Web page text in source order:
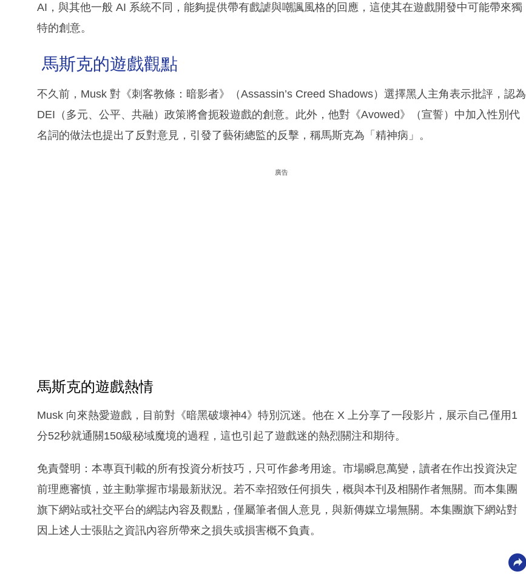
AI，與其他一般 AI 系統不同，能夠提供帶有戲謔與嘲諷風格的回應，這使其在遊戲開發中可能帶來獨
特的創意。
馬斯克的遊戲觀點
不久前，Musk 對《刺客教條：暗影者》（Assassin’s Creed Shadows）選擇黑人主角表示批評，認為
DEI（多元、公平、共融）政策將會扼殺遊戲的創意。此外，他對《Avowed》（宣誓）中加入性別代
名詞的做法也提出了反對意見，引發了藝術總監的反擊，稱馬斯克為「精神病」。
廣告
馬斯克的遊戲熱情
Musk 向來熱愛遊戲，目前對《暗黑破壞神4》特別沉迷。他在 X 上分享了一段影片，展示自己僅用1
分52秒就通關150級秘域魔境的過程，這也引起了遊戲迷的熱烈關注和期待。
免責聲明：本專頁刊載的所有投資分析技巧，只可作參考用途。市場瞬息萬變，讀者在作出投資決定
前理應審慎，並主動掌握市場最新狀況。若不幸招致任何損失，概與本刊及相關作者無關。而本集團
旗下網站或社交平台的網誌內容及觀點，僅屬筆者個人意見，與新傳媒立場無關。本集團旗下網站對
因上述人士張貼之資訊內容所帶來之損失或損害概不負責。